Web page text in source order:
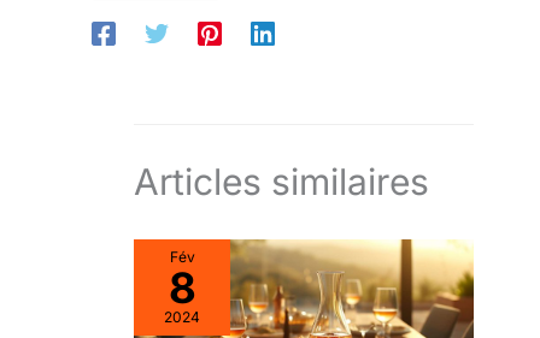
Articles similaires
Fév
8
2024